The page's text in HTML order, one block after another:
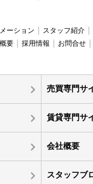
ーション スタッフ紹介
要 採用情報
お問合せ
売買専門サ
賃貸専門サ
会社概要
スタッフブ